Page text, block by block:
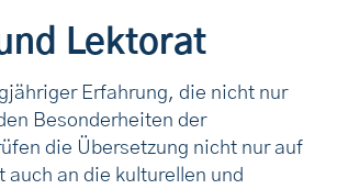
Lektorat
Erfahrung, die nicht nur
Besonderheiten der
die Übersetzung nicht nur auf
an die kulturellen und